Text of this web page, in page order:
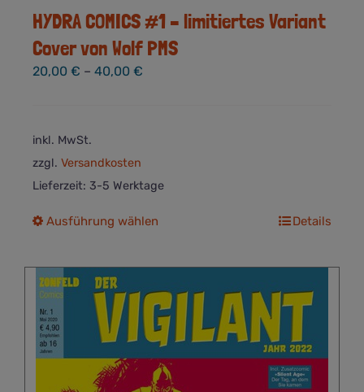
HYDRA COMICS #1 – limitiertes Variant
Cover von Wolf PMS
20,00 € – 40,00 €
inkl. MwSt.
zzgl. Versandkosten
Lieferzeit: 3-5 Werktage
Ausführung wählen
Varianten
auf.
Die
Optionen
können
Details